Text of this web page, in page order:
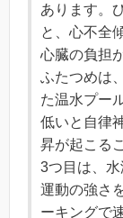
あります。
と、心不全
心臓の負担
ふたつめは
た温水プー
低いと自律
昇が起こる
3つ目は、水
運動の強さ
ーキングで